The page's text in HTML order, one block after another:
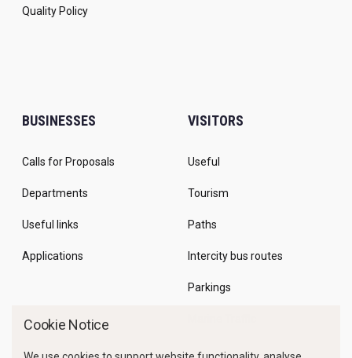
Quality Policy
BUSINESSES
Calls for Proposals
Departments
Useful links
Applications
VISITORS
Useful
Tourism
Paths
Intercity bus routes
Parkings
Cookie Notice